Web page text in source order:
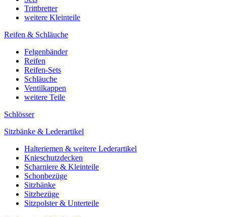
Trittbretter
weitere Kleinteile
Reifen & Schläuche
Felgenbänder
Reifen
Reifen-Sets
Schläuche
Ventilkappen
weitere Teile
Schlösser
Sitzbänke & Lederartikel
Halteriemen & weitere Lederartikel
Knieschutzdecken
Scharniere & Kleinteile
Schonbezüge
Sitzbänke
Sitzbezüge
Sitzpolster & Unterteile